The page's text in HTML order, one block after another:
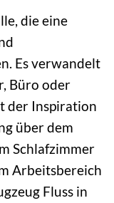
die eine
Es verwandelt
Büro oder
der Inspiration
über dem
Schlafzimmer
Arbeitsbereich
Fluss in